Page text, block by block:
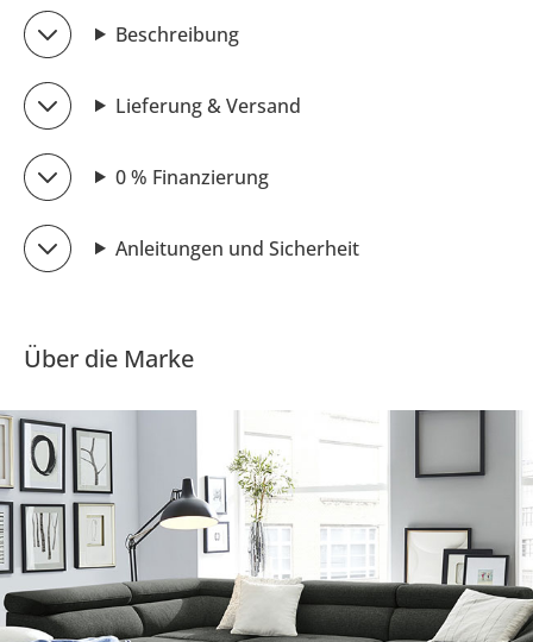
Beschreibung
Lieferung & Versand
0 % Finanzierung
Anleitungen und Sicherheit
Über die Marke